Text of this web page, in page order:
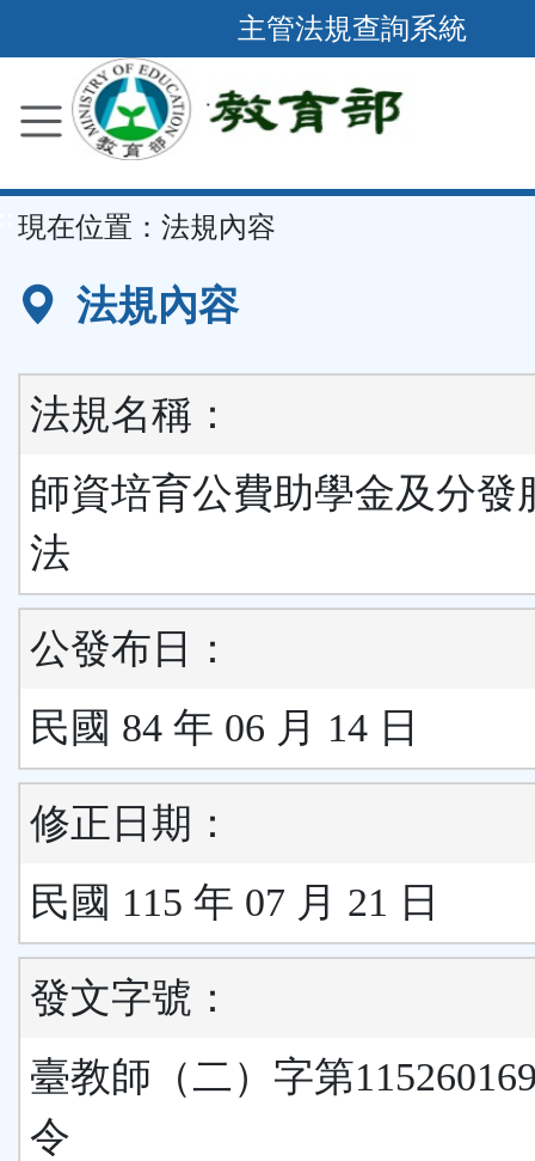
到
要
容
區
主管法規查詢系統
現在位置： 法規內容
法規內容
法規名稱：
師資培育公費助學金及分發
法
公發布日：
民國 84 年 06 月 14 日
修正日期：
民國 115 年 07 月 21 日
發文字號：
臺教師（二）字第
令